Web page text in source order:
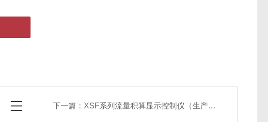
下一篇： XSF系列流量积算显示控制仪（生产厂家）